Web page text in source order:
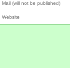
Mail (will not be published)
Website